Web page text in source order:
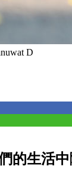
D
的生活